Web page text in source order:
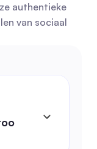
authentieke
van sociaal